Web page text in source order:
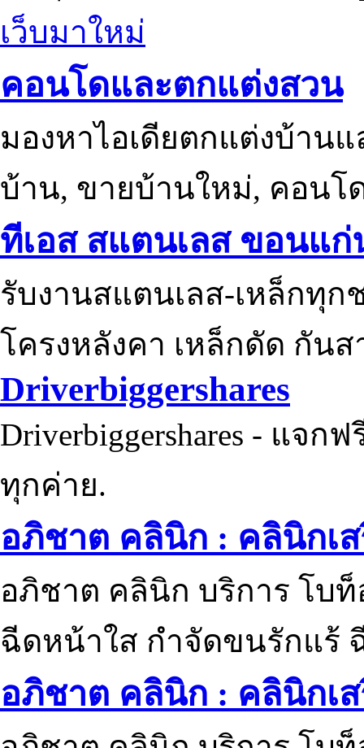
เว็บมาใหม่
คอนโดและตกแต่งสวน
มองหาไอเดียตกแต่งบ้าน
บ้าน, ขายบ้านใหม่, คอนโ
ทีเอส สแตนเลส ขอนแก่
รับงานสแตนเลส-เหล็กทุ
โครงหลังคา เหล็กดัด กัน
Driverbiggershares
Driverbiggershares - แจก
ทุกค่าย.
อภิชาต คลินิก : คลินิกเ
อภิชาต คลินิก บริการ โบ
ฉีดหน้าใส กำจัดขนรักแร้
อภิชาต คลินิก : คลินิกเ